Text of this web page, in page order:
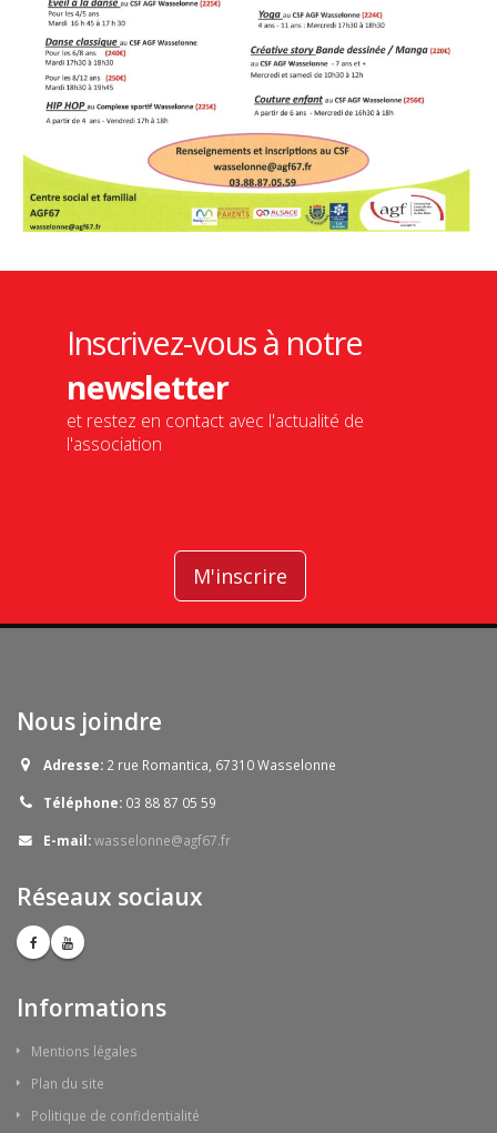
Inscrivez-vous à notre
newsletter
et restez en contact avec l'actualité de
l'association
M'inscrire
Nous joindre
Adresse: 2 rue Romantica, 67310 Wasselonne
Téléphone: 03 88 87 05 59
E-mail:wasselonne@agf67.fr
Réseaux sociaux
Informations
Mentions légales
Plan du site
Politique de confidentialité